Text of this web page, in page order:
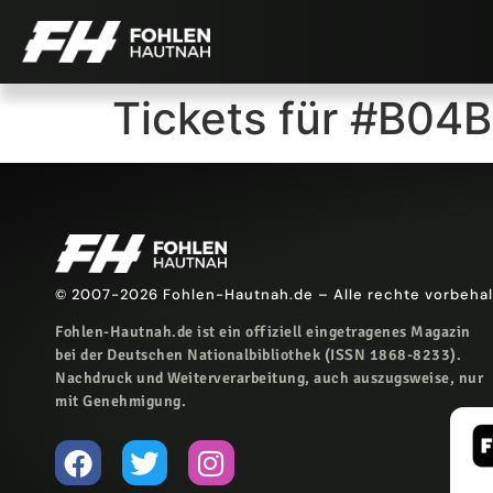
Tickets für
© 2007-2026 Fohlen-Hautnah.de – Alle rechte
Fohlen-Hautnah.de ist ein offiziell eingetragenes Magazin
bei der Deutschen Nationalbibliothek (ISSN 1868-8233).
Nachdruck und Weiterverarbeitung, auch auszugsweise, nur
mit Genehmigung.